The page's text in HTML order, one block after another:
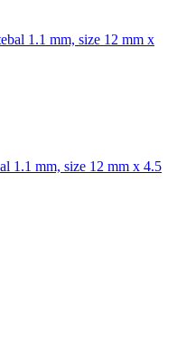
1.1 mm, size 12 mm x 4.5